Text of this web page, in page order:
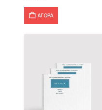
ΑΓΟΡΑ